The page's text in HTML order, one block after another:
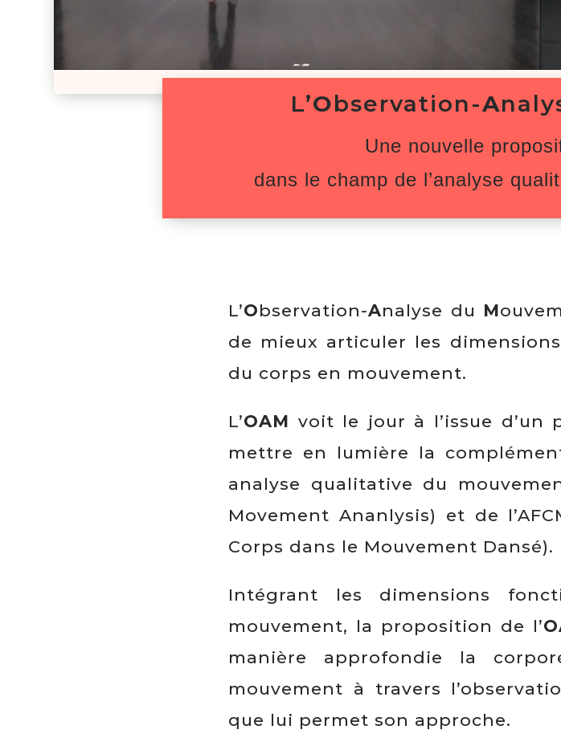
L’Observation-A
Une nouvelle
dans le champ de l’analyse
L’Observation-Analyse du M
de mieux articuler les
du corps en mouvement.
L’OAM voit le jour à l’issue d’un
mettre en lumière la
analyse qualitative du
Movement Ananlysis) et de
Corps dans le Mouvement Dansé).
Intégrant les dimensions
mouvement, la proposition de l’
manière approfondie la
mouvement à travers
que lui permet son approche.